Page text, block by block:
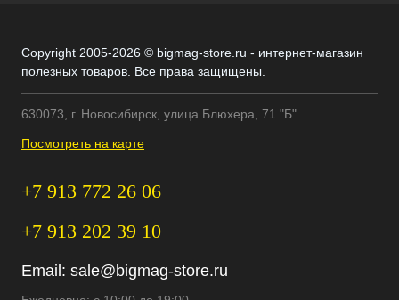
Copyright 2005-2026 © bigmag-store.ru - интернет-магазин
полезных товаров. Все права защищены.
630073, г. Новосибирск, улица Блюхера, 71 "Б"
Посмотреть на карте
+7 913 772 26 06
+7 913 202 39 10
Email: sale@bigmag-store.ru